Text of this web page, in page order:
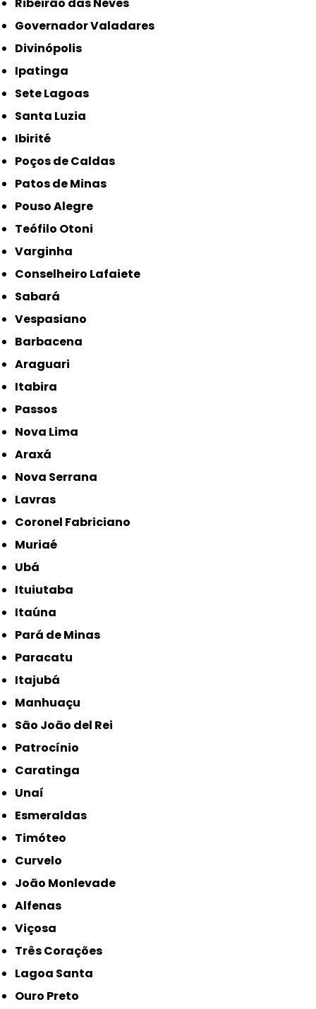
Governador Valadares
Divinópolis
Ipatinga
Sete Lagoas
Santa Luzia
Ibirité
Poços de Caldas
Patos de Minas
Pouso Alegre
Teófilo Otoni
Varginha
Conselheiro Lafaiete
Sabará
Vespasiano
Barbacena
Araguari
Itabira
Passos
Nova Lima
Araxá
Nova Serrana
Lavras
Coronel Fabriciano
Muriaé
Ubá
Ituiutaba
Itaúna
Pará de Minas
Paracatu
Itajubá
Manhuaçu
São João del Rei
Patrocínio
Caratinga
Unaí
Esmeraldas
Timóteo
Curvelo
João Monlevade
Alfenas
Viçosa
Três Corações
Lagoa Santa
Ouro Preto